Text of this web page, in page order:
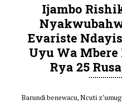
Ijambo
Evariste
Uyu Wa Mbere
Rya 25
Barundi benewacu, Ncuti